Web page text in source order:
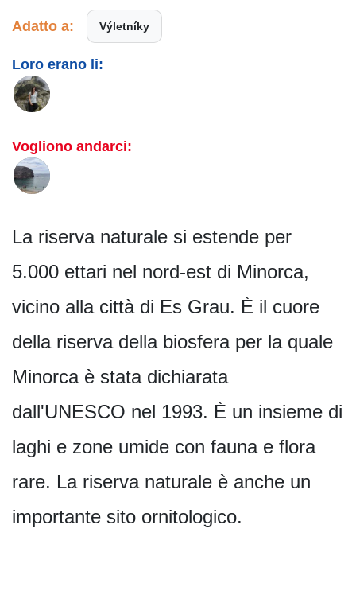
Adatto a: Výletníky
Loro erano li:
Vogliono andarci:
La riserva naturale si estende per
5.000 ettari nel nord-est di Minorca,
vicino alla città di Es Grau. È il cuore
della riserva della biosfera per la quale
Minorca è stata dichiarata
dall'UNESCO nel 1993. È un insieme di
laghi e zone umide con fauna e flora
rare. La riserva naturale è anche un
importante sito ornitologico.